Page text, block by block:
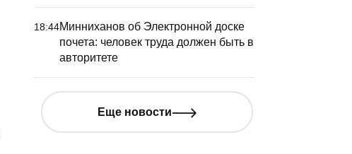
18:44Минниханов об Электронной доске
почета: человек труда должен быть в
авторитете
Еще новости